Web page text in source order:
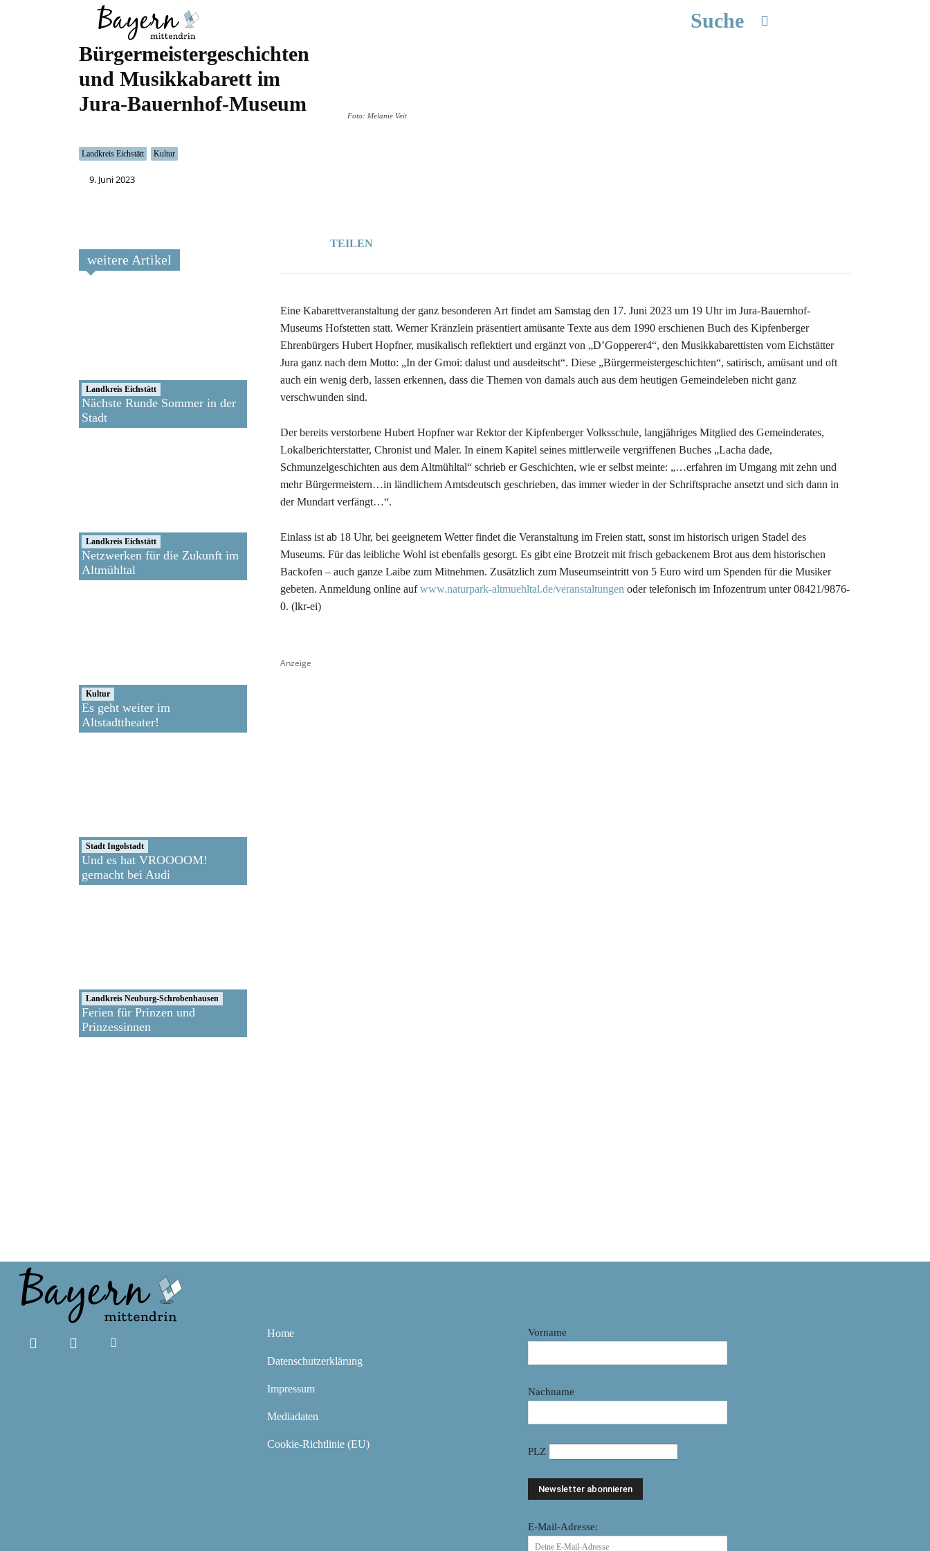
Suche
Bürgermeistergeschichten
und Musikkabarett im
Jura-Bauernhof-Museum
Landkreis Eichstätt Kultur
9. Juni 2023
Foto: Melanie Veit
weitere Artikel
Landkreis Eichstätt
Nächste Runde Sommer in der
Stadt
Landkreis Eichstätt
Netzwerken für die Zukunft im
Altmühltal
Kultur
Es geht weiter im
Altstadttheater!
Stadt Ingolstadt
Und es hat VROOOOM!
gemacht bei Audi
Landkreis Neuburg-Schrobenhausen
Ferien für Prinzen und
Prinzessinnen
TEILEN
Eine Kabarettveranstaltung der ganz besonderen Art findet am Samstag den 17. Juni 2023 um 19 Uhr im Jura-Bauernhof-
Museums Hofstetten statt. Werner Kränzlein präsentiert amüsante Texte aus dem 1990 erschienen Buch des Kipfenberger
Ehrenbürgers Hubert Hopfner, musikalisch reflektiert und ergänzt von „D’Gopperer4“, den Musikkabarettisten vom Eichstätter
Jura ganz nach dem Motto: „In der Gmoi: dalust und ausdeitscht“. Diese „Bürgermeistergeschichten“, satirisch, amüsant und oft
auch ein wenig derb, lassen erkennen, dass die Themen von damals auch aus dem heutigen Gemeindeleben nicht ganz
verschwunden sind.
Der bereits verstorbene Hubert Hopfner war Rektor der Kipfenberger Volksschule, langjähriges Mitglied des Gemeinderates,
Lokalberichterstatter, Chronist und Maler. In einem Kapitel seines mittlerweile vergriffenen Buches „Lacha dade,
Schmunzelgeschichten aus dem Altmühltal“ schrieb er Geschichten, wie er selbst meinte: „…erfahren im Umgang mit zehn und
mehr Bürgermeistern…in ländlichem Amtsdeutsch geschrieben, das immer wieder in der Schriftsprache ansetzt und sich dann in
der Mundart verfängt…“.
Einlass ist ab 18 Uhr, bei geeignetem Wetter findet die Veranstaltung im Freien statt, sonst im historisch urigen Stadel des
Museums. Für das leibliche Wohl ist ebenfalls gesorgt. Es gibt eine Brotzeit mit frisch gebackenem Brot aus dem historischen
Backofen – auch ganze Laibe zum Mitnehmen. Zusätzlich zum Museumseintritt von 5 Euro wird um Spenden für die Musiker
gebeten. Anmeldung online aufwww.naturpark-altmuehltal.de/veranstaltungen oder telefonisch im Infozentrum unter 08421/9876-
0. (lkr-ei)
Anzeige
Home
Datenschutzerklärung
Impressum
Mediadaten
Cookie-Richtlinie (EU)
Vorname
Nachname
PLZ
E-Mail-Adresse: